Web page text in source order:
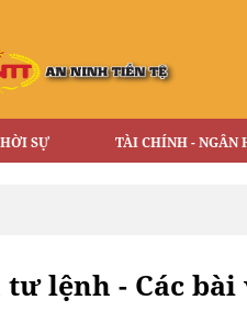
SỰ TÀI CHÍNH - NGÂN
tư lệnh - Các